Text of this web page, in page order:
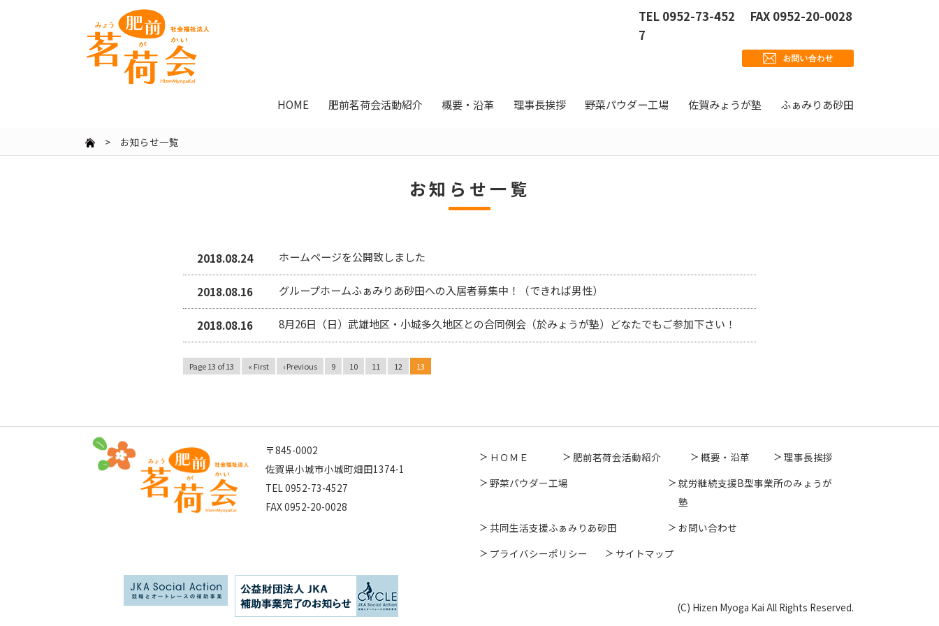
TEL 0952-73-452
7
FAX 0952-20-0028
HOME 肥前茗荷会活動紹介 概要・沿革 理事長挨拶 野菜パウダー工場 佐賀みょうが塾 ふぁみりあ砂田
> お知らせ一覧
お知らせ一覧
2018.08.24 ホームページを公開致しました
2018.08.16 グループホームふぁみりあ砂田への入居者募集中！（できれば男性）
2018.08.16 8月26日（日）武雄地区・小城多久地区との合同例会（於みょうが塾）どなたでもご参加下さい！
Page 13 of 13 « First ‹ Previous 9 10 11 12 13
〒845-0002
佐賀県小城市小城町畑田1374-1
TEL 0952-73-4527
FAX 0952-20-0028
ＨＯＭＥ 肥前茗荷会活動紹介 概要・沿革
理事長挨拶
野菜パウダー工場
就労継続支援B型事業所のみょうが
塾
共同生活支援ふぁみりあ砂田
お問い合わせ
プライバシーポリシー
サイトマップ
(C) Hizen Myoga Kai All Rights Reserved.